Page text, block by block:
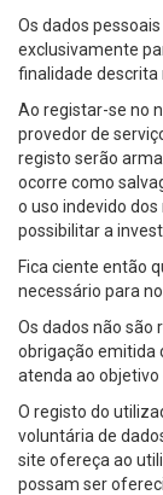
Os dados
exclusivamente
finalidade descrita
Ao registar-se no
provedor de
registo serão
ocorre como
o uso indevido
possibilitar a
Fica ciente então
necessário para
Os dados não são
obrigação emitida
atenda ao objetivo
O registo do
voluntária de
site ofereça ao
possam ser